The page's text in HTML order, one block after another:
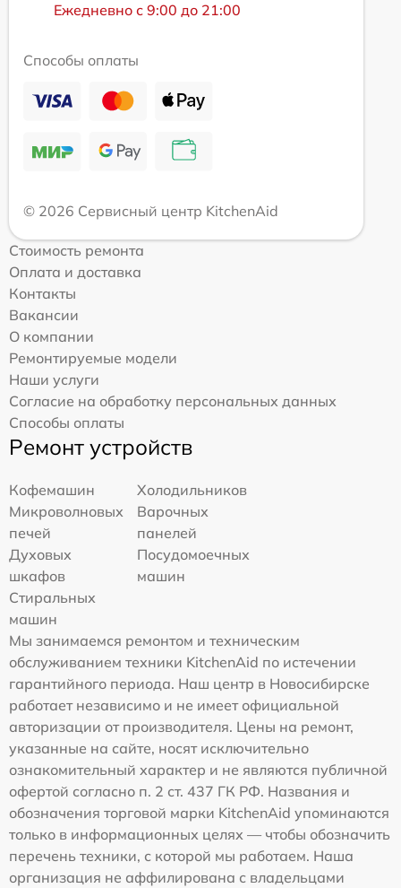
Ежедневно с 9:00 до 21:00
Способы оплаты
© 2026 Сервисный центр KitchenAid
Стоимость ремонта
Оплата и доставка
Контакты
Вакансии
О компании
Ремонтируемые модели
Наши услуги
Согласие на обработку персональных данных
Способы оплаты
Ремонт устройств
Кофемашин
Холодильников
Микроволновых
печей
Варочных
панелей
Духовых
шкафов
Посудомоечных
машин
Стиральных
машин
Мы занимаемся ремонтом и техническим
обслуживанием техники KitchenAid по истечении
гарантийного периода. Наш центр в Новосибирске
работает независимо и не имеет официальной
авторизации от производителя. Цены на ремонт,
указанные на сайте, носят исключительно
ознакомительный характер и не являются публичной
офертой согласно п. 2 ст. 437 ГК РФ. Названия и
обозначения торговой марки KitchenAid упоминаются
только в информационных целях — чтобы обозначить
перечень техники, с которой мы работаем. Наша
организация не аффилирована с владельцами